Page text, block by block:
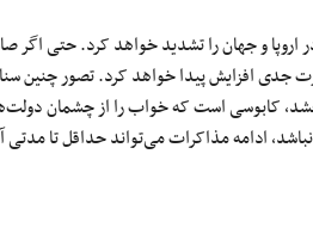
اروپا و جهان را تشدید خواهد کرد. حتی
جدی افزایش پیدا خواهد کرد. تصور چنین
کابوسی است که خواب را از چشمان
ادامه مذاکرات می‌تواند حداقل تا